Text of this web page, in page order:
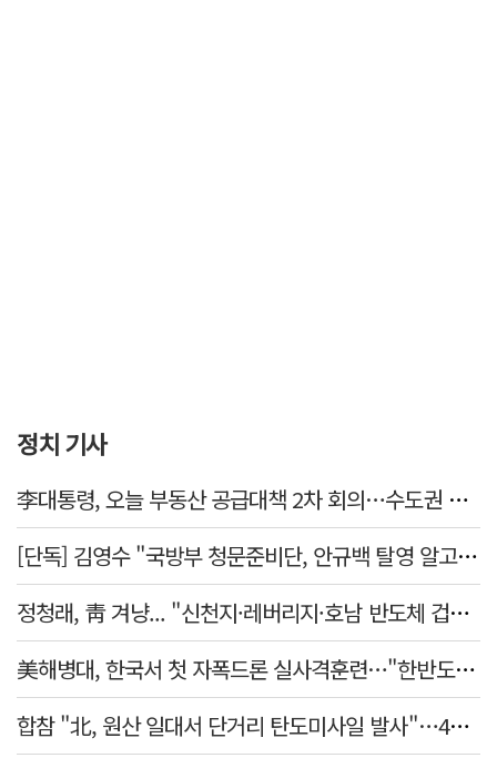
정치 기사
李대통령, 오늘 부동산 공급대책 2차 회의…수도권 공급안 논의
[단독] 김영수 "국방부 청문준비단, 안규백 탈영 알고있었다"
정청래, 靑 겨냥... "신천지·레버리지·호남 반도체 겁박 사과하라"
美해병대, 한국서 첫 자폭드론 실사격훈련…"한반도 지형 학습"
합참 "北, 원산 일대서 단거리 탄도미사일 발사"…42일 만